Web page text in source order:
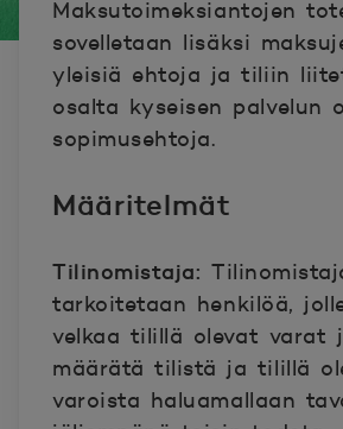
Maksutoimeksiantojen
sovelletaan lisäksi
yleisiä ehtoja ja tiliin
osalta kyseisen palvelun
sopimusehtoja.
Määritelmät
Tilinomistaja:
tarkoitetaan henkilöä,
velkaa tilillä olevat varat
määrätä tilistä ja tilillä
varoista haluamallaan